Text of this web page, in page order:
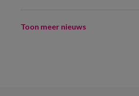
Toon meer nieuws